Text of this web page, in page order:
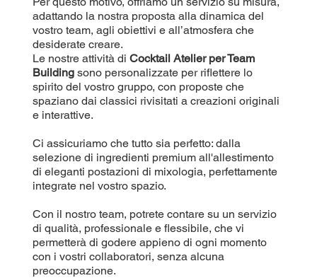
adattando la nostra proposta alla dinamica del
vostro team, agli obiettivi e all’atmosfera che
desiderate creare.
Le nostre attività di Cocktail Atelier per Team
Buildingsono personalizzate per riflettere lo
spirito del vostro gruppo, con proposte che
spaziano dai classici rivisitati a creazioni originali
e interattive.
Ci assicuriamo che tutto sia perfetto: dalla
selezione di ingredienti premium all'allestimento
di eleganti postazioni di mixologia, perfettamente
integrate nel vostro spazio.
Con il nostro team, potrete contare su un servizio
di qualità, professionale e flessibile, che vi
permetterà di godere appieno di ogni momento
con i vostri collaboratori, senza alcuna
preoccupazione.